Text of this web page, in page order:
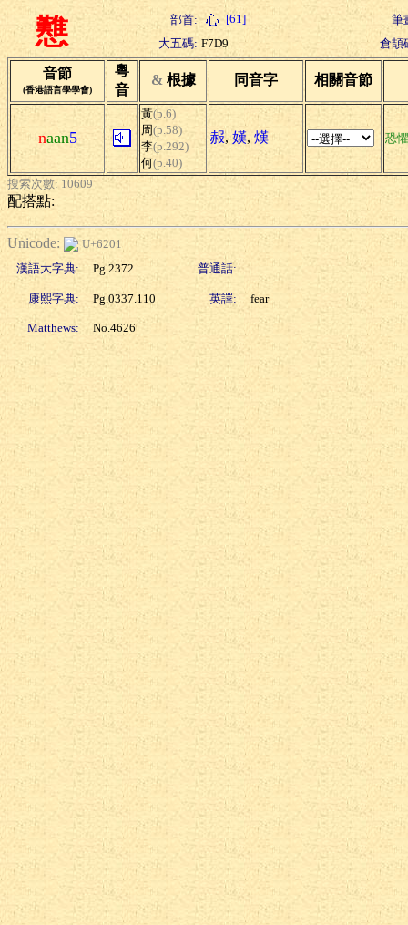
戁 部首: [61]
筆
大五碼: F7D9 倉頡
音節
(香港語言學學會)
粵
音
& 根據 同音字 相關音節
naan5
黃(p.6)
周(p.58)
李(p.292)
何(p.40)
赧, 嫨, 熯 恐懼
搜索次數: 10609
配搭點:
Unicode:
U+6201
漢語大字典:
Pg.2372 普通話:
康熙字典: Pg.0337.110 英譯: fear
Matthews: No.4626